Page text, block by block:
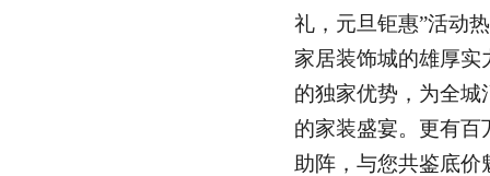
礼，元旦钜惠”活动
家居装饰城的雄厚
的独家优势，为全
的家装盛宴。更有
助阵，与您共鉴底